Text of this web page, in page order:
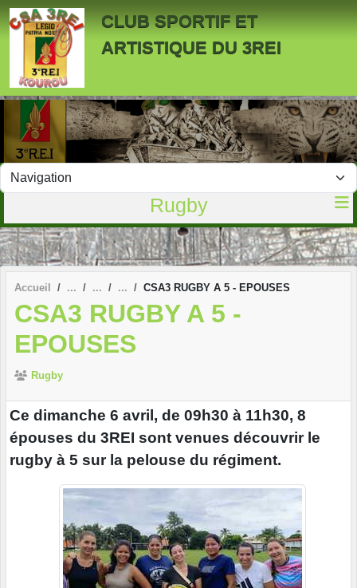
CLUB SPORTIF ET
ARTISTIQUE DU 3REI
Rugby
Accueil CSA3 RUGBY A 5 - EPOUSES
CSA3 RUGBY A 5 -
EPOUSES
Rugby
Ce dimanche 6 avril, de 09h30 à 11h30, 8
épouses du 3REI sont venues découvrir le
rugby à 5 sur la pelouse du régiment.
Panneau de gestion des cookies